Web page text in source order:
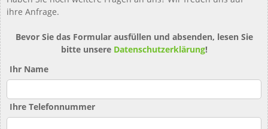
ihre Anfrage.
Bevor Sie das Formular ausfüllen und absenden, lesen Sie
bitte unsere Datenschutzerklärung!
Ihr Name
Ihre Telefonnummer